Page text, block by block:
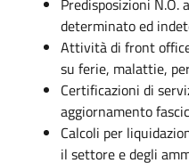
determinato ed
Attività di front
su ferie, malattie,
Certificazioni di
aggiornamento
Calcoli per
il settore e degli